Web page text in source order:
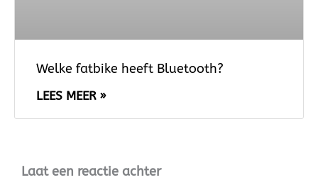
Welke fatbike heeft Bluetooth?
LEES MEER »
Laat een reactie achter